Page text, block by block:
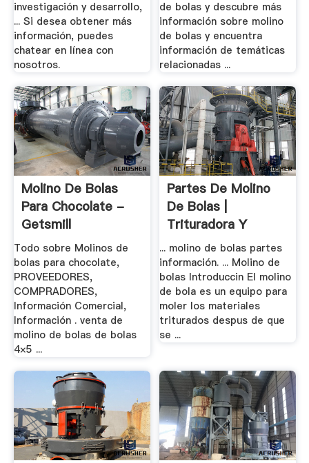
investigación y desarrollo,
... Si desea obtener más
información, puedes
chatear en línea con
nosotros.
de bolas y descubre más
información sobre molino
de bolas y encuentra
información de temáticas
relacionadas ...
Molino De Bolas
Para Chocolate -
Getsmill
Todo sobre Molinos de
bolas para chocolate,
PROVEEDORES,
COMPRADORES,
Información Comercial,
Información . venta de
molino de bolas de bolas
4×5 ...
Partes De Molino
De Bolas |
Trituradora Y
Molinos
... molino de bolas partes
información. ... Molino de
bolas Introduccin El molino
de bola es un equipo para
moler los materiales
triturados despus de que
se ...